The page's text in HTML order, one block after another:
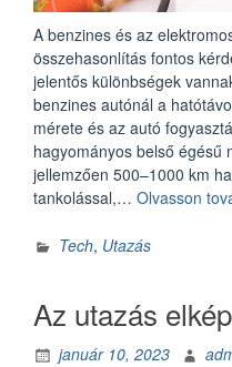
A benzines és az
összehasonlítás fontos
jelentős különbségek
benzines autónál a
mérete és az autó
hagyományos belső égésű
jellemzően 500–1000 km
tankolással,… Olvasson
Tech, Utazás
Az utazás
január 10, 2023